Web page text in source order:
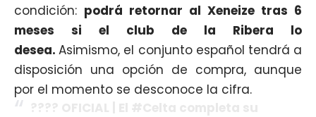
condición: podrá retornar al Xeneize tras 6
meses si el club de la Ribera lo
desea.Asimismo, el conjunto español tendrá a
disposición una opción de compra, aunque
por el momento se desconoce la cifra.